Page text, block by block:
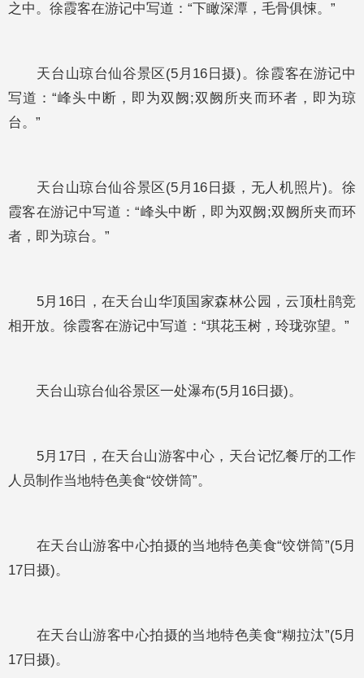
之中。徐霞客在游记中写道：“下瞰深潭，毛骨俱悚。”
天台山琼台仙谷景区(5月16日摄)。徐霞客在游记中
写道：“峰头中断，即为双阙;双阙所夹而环者，即为琼
台。”
天台山琼台仙谷景区(5月16日摄，无人机照片)。徐
霞客在游记中写道：“峰头中断，即为双阙;双阙所夹而环
者，即为琼台。”
5月16日，在天台山华顶国家森林公园，云顶杜鹃竞
相开放。徐霞客在游记中写道：“琪花玉树，玲珑弥望。”
天台山琼台仙谷景区一处瀑布(5月16日摄)。
5月17日，在天台山游客中心，天台记忆餐厅的工作
人员制作当地特色美食“饺饼筒”。
在天台山游客中心拍摄的当地特色美食“饺饼筒”(5月
17日摄)。
在天台山游客中心拍摄的当地特色美食“糊拉汰”(5月
17日摄)。